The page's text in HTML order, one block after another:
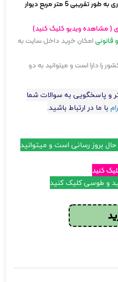
10 متر است و هر رول از این کاغذ دیواری به طور تقریبی 5 متر مربع دیوار
( مشاهده ویدیو کلیک کنید)
قانونیامکان خرید داخل سایت به
را دارا است و میتوانید به دو
و پاسخگویی به سوالات شما
با ما در ارتباط باشید.
بروز رسانی است و میتوانید
کنید
و طوسی کلیک کنید